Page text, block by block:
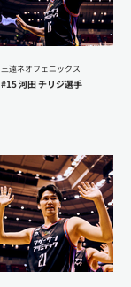
三遠ネオフェニックス
#15 河田 チリジ選手